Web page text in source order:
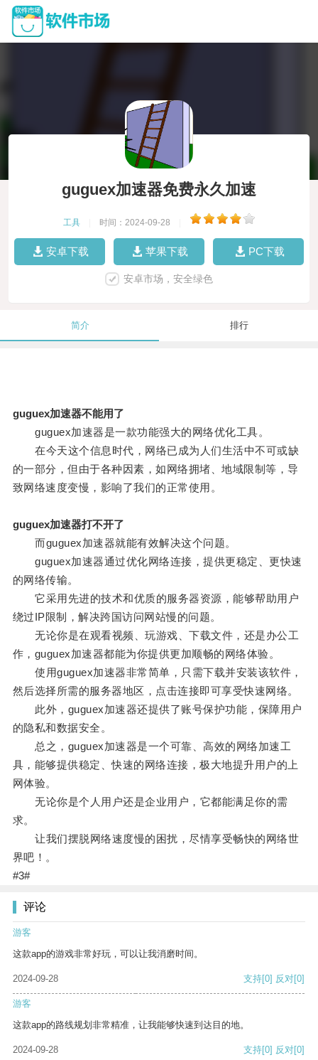
guguex加速器免费永久加速
工具 时间：2024-09-28
安卓下载 苹果下载 PC下载
安卓市场，安全绿色
简介 排行
guguex加速器不能用了
guguex加速器是一款功能强大的网络优化工具。
在今天这个信息时代，网络已成为人们生活中不可或缺
的一部分，但由于各种因素，如网络拥堵、地域限制等，导
致网络速度变慢，影响了我们的正常使用。
guguex加速器打不开了
而guguex加速器就能有效解决这个问题。
guguex加速器通过优化网络连接，提供更稳定、更快速
的网络传输。
它采用先进的技术和优质的服务器资源，能够帮助用户
绕过IP限制，解决跨国访问网站慢的问题。
无论你是在观看视频、玩游戏、下载文件，还是办公工
作，guguex加速器都能为你提供更加顺畅的网络体验。
使用guguex加速器非常简单，只需下载并安装该软件，
然后选择所需的服务器地区，点击连接即可享受快速网络。
此外，guguex加速器还提供了账号保护功能，保障用户
的隐私和数据安全。
总之，guguex加速器是一个可靠、高效的网络加速工
具，能够提供稳定、快速的网络连接，极大地提升用户的上
网体验。
无论你是个人用户还是企业用户，它都能满足你的需
求。
让我们摆脱网络速度慢的困扰，尽情享受畅快的网络世
界吧！。
#3#
评论
游客
这款app的游戏非常好玩，可以让我消磨时间。
2024-09-28 支持[0] 反对[0]
游客
这款app的路线规划非常精准，让我能够快速到达目的地。
2024-09-28 支持[0] 反对[0]